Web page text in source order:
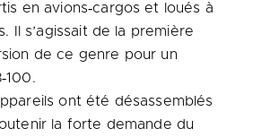
en avions‑cargos et loués à
Il s’agissait de la première
de ce genre pour un
ont été désassemblés
la forte demande du